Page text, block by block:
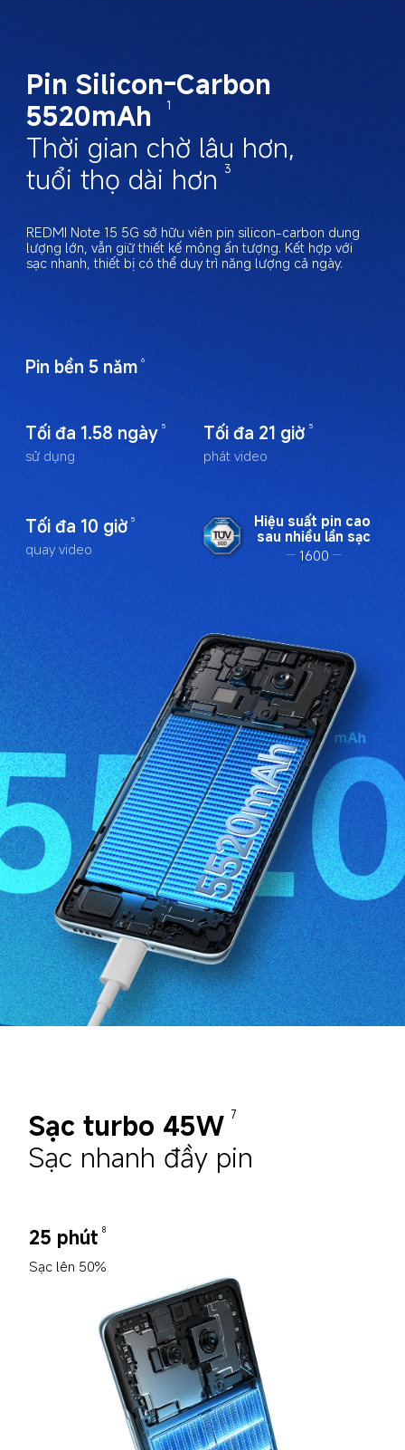
Pin Silicon-Carbon
5520mAh
1
Thời gian chờ lâu hơn,
tuổi thọ dài hơn
3
REDMI Note 15 5G sở hữu viên pin silicon-carbon dung
lượng lớn, vẫn giữ thiết kế mỏng ấn tượng. Kết hợp với
sạc nhanh, thiết bị có thể duy trì năng lượng cả ngày.
Pin bền 5 năm 6
Tối đa 1.58 ngày 5
sử dụng
Tối đa 21 giờ 5
phát video
Tối đa 10 giờ 5
quay video
Hiệu suất pin cao
sau nhiều lần sạc
1600
Sạc turbo 45W 7
Sạc nhanh đầy pin
25 phút 8
Sạc lên 50%